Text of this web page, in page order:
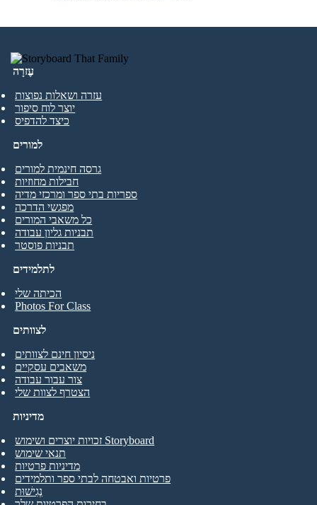
עֶזרָה
עזרה ושאלות נפוצות
יוצר לוח סיפור
כיצד להדפיס
לתלמידים
הכיתה שלי
Photos For Class
למורים
גרסה חינמית למורים
חבילות מחוזיות
ספריות בתי ספר ומרכזי מדיה
מפגשי הדרכה
כל משאבי המורים
תבניות גליון עבודה
תבניות פוסטר
לצוותים
ניסיון חינם לצוותים
משאבים עסקיים
צור עבור עבודה
הצטרף לצוות שלי
מדיניות
זכויות יוצרים ושימוש Storyboard
תנאי שימוש
מדיניות פרטיות
פרטיות ואבטחה לבתי ספר ותלמידים
נְגִישׁוּת